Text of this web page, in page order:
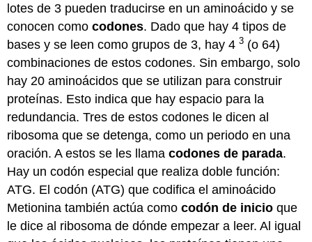
lotes de 3 pueden traducirse en un aminoácido y se
conocen comocodones. Dado que hay 4 tipos de
bases y se leen como grupos de 3, hay 43 (o 64)
combinaciones de estos codones. Sin embargo, solo
hay 20 aminoácidos que se utilizan para construir
proteínas. Esto indica que hay espacio para la
redundancia. Tres de estos codones le dicen al
ribosoma que se detenga, como un periodo en una
oración. A estos se les llamacodones de parada.
Hay un codón especial que realiza doble función:
ATG. El codón (ATG) que codifica el aminoácido
Metionina también actúa comocodón de inicio que
le dice al ribosoma de dónde empezar a leer. Al igual